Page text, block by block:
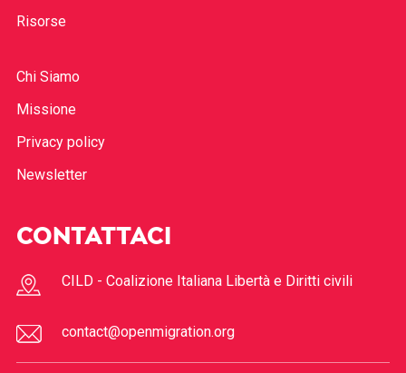
Risorse
Chi Siamo
Missione
Privacy policy
Newsletter
CONTATTACI
CILD - Coalizione Italiana Libertà e Diritti civili
contact@openmigration.org